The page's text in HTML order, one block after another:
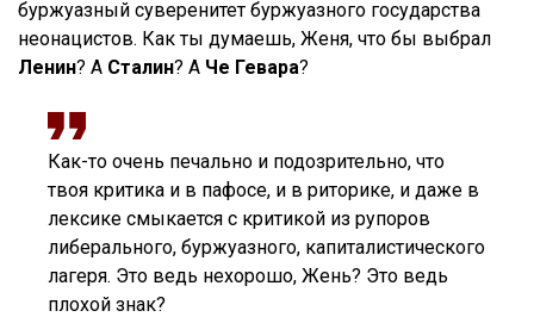
буржуазный суверенитет буржуазного государства
неонацистов. Как ты думаешь, Женя, что бы выбрал
Ленин? А Сталин? А Че Гевара?
Как-то очень печально и подозрительно, что
твоя критика и в пафосе, и в риторике, и даже в
лексике смыкается с критикой из рупоров
либерального, буржуазного, капиталистического
лагеря. Это ведь нехорошо, Жень? Это ведь
плохой знак?